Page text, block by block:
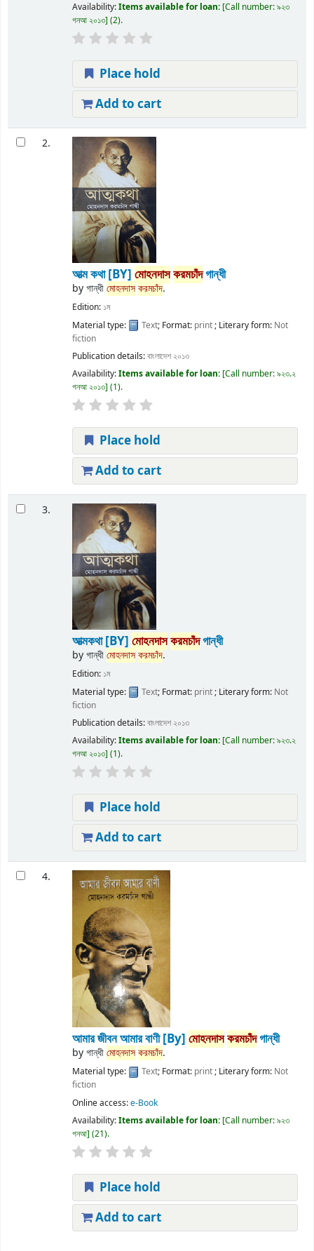
Availability:Items available for loan: Call number:৯২৩
গনআ ২০১৩ (2).
Place hold
Add to cart
2.
আত্ম কথা[BY] মোহনদাসকরমচাঁদগান্ধী
byগান্ধীমোহনদাসকরমচাঁদ.
Edition: ১ম
Material type:
Text; Format: print; Literary form: Not
fiction
Publication details:বাংলাদেশ ২০১৩
Availability:Items available for loan: Call number:৯২৩.২
গনআ ২০১৩ (1).
Place hold
Add to cart
3.
আত্মকথা[BY] মোহনদাসকরমচাঁদগান্ধী
byগান্ধীমোহনদাসকরমচাঁদ.
Edition: ১ম
Material type:
Text; Format: print ; Literary form: Not
fiction
Publication details:বাংলাদেশ ২০১৩
Availability:Items available for loan: Call number:৯২৩.২
গনআ ২০১৩ (1).
Place hold
Add to cart
4.
আমার জীবন আমার বাণী[By] মোহনদাসকরমচাঁদগান্ধী
byগান্ধীমোহনদাস করমচাঁদ.
Material type: Text; Format: print; Literary form: Not
fiction
Online access:e-Book
Availability:Items available for loan: Call number:৯২৩
গনআ (21).
Place hold
Add to cart